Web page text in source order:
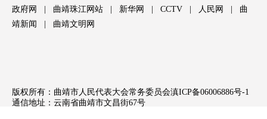
政府网
曲靖珠江网站 新华网 CCTV 人民网
曲
靖新闻
曲靖文明网
版权所有：曲靖市人民代表大会常务委员会滇ICP备06006886号-1
通信地址：云南省曲靖市文昌街67号